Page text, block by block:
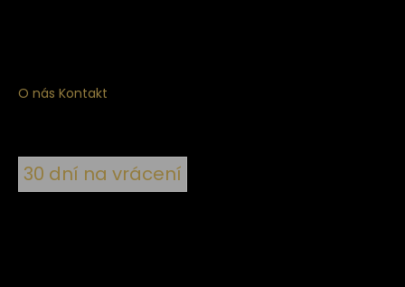
O nás Kontakt
30 dní na vrácení